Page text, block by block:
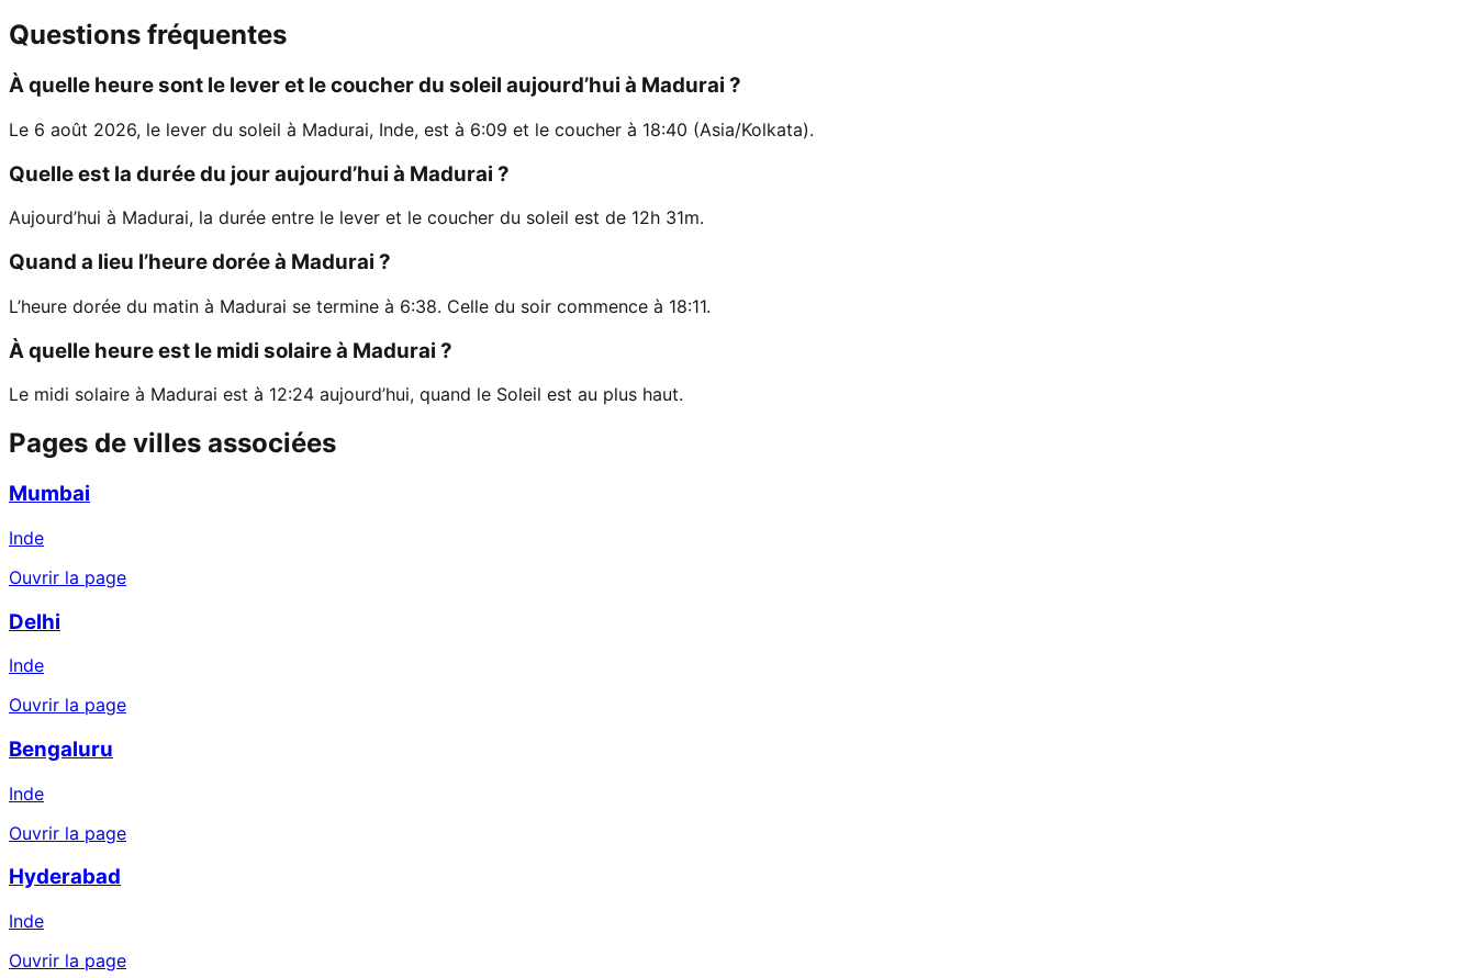
Questions fréquentes
À quelle heure sont le lever et le coucher du soleil aujourd’hui à Madurai ?
Le 6 août 2026, le lever du soleil à Madurai, Inde, est à 6:09 et le coucher à 18:40 (Asia/Kolkata).
Quelle est la durée du jour aujourd’hui à Madurai ?
Aujourd’hui à Madurai, la durée entre le lever et le coucher du soleil est de 12h 31m.
Quand a lieu l’heure dorée à Madurai ?
L’heure dorée du matin à Madurai se termine à 6:38. Celle du soir commence à 18:11.
À quelle heure est le midi solaire à Madurai ?
Le midi solaire à Madurai est à 12:24 aujourd’hui, quand le Soleil est au plus haut.
Pages de villes associées
Mumbai
Inde
Ouvrir la page
Delhi
Inde
Ouvrir la page
Bengaluru
Inde
Ouvrir la page
Hyderabad
Inde
Ouvrir la page